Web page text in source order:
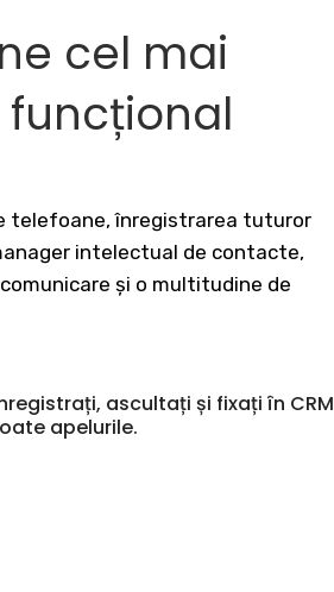
cel mai
telefoane, înregistrarea tuturor
intelectual de contacte,
și o multitudine de
ascultați și fixați în CRM
apelurile.